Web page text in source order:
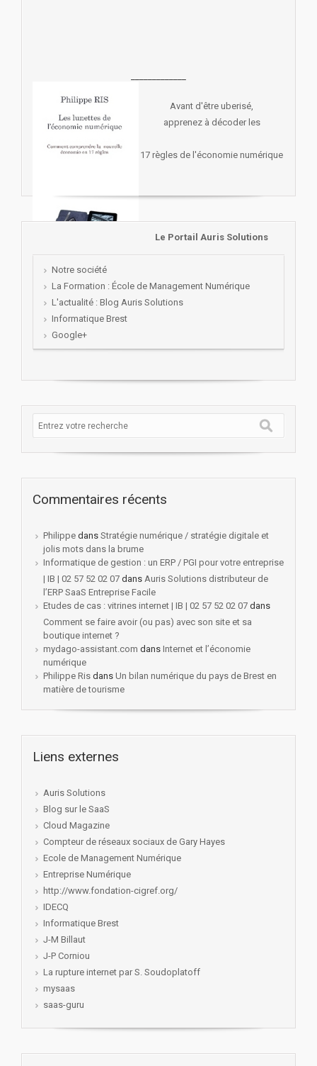
Avant d'être uberisé,
apprenez à décoder les
17 règles de l'économie numérique
Le Portail Auris Solutions
Notre société
La Formation : École de Management Numérique
L'actualité : Blog Auris Solutions
Informatique Brest
Google+
Commentaires récents
Philippe dans Stratégie numérique / stratégie digitale et
jolis mots dans la brume
Informatique de gestion : un ERP / PGI pour votre entreprise
| IB | 02 57 52 02 07 dans Auris Solutions distributeur de
l’ERP SaaS Entreprise Facile
Etudes de cas : vitrines internet | IB | 02 57 52 02 07 dans
Comment se faire avoir (ou pas) avec son site et sa
boutique internet ?
mydago-assistant.com dans Internet et l’économie
numérique
Philippe Ris dans Un bilan numérique du pays de Brest en
matière de tourisme
Liens externes
Auris Solutions
Blog sur le SaaS
Cloud Magazine
Compteur de réseaux sociaux de Gary Hayes
Ecole de Management Numérique
Entreprise Numérique
http://www.fondation-cigref.org/
IDECQ
Informatique Brest
J-M Billaut
J-P Corniou
La rupture internet par S. Soudoplatoff
mysaas
saas-guru